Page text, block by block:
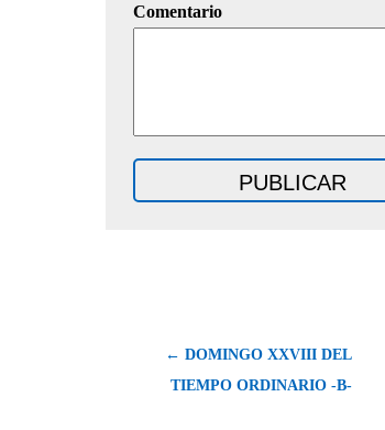
Comentario
← DOMINGO XXVIII DEL
TIEMPO ORDINARIO -B-